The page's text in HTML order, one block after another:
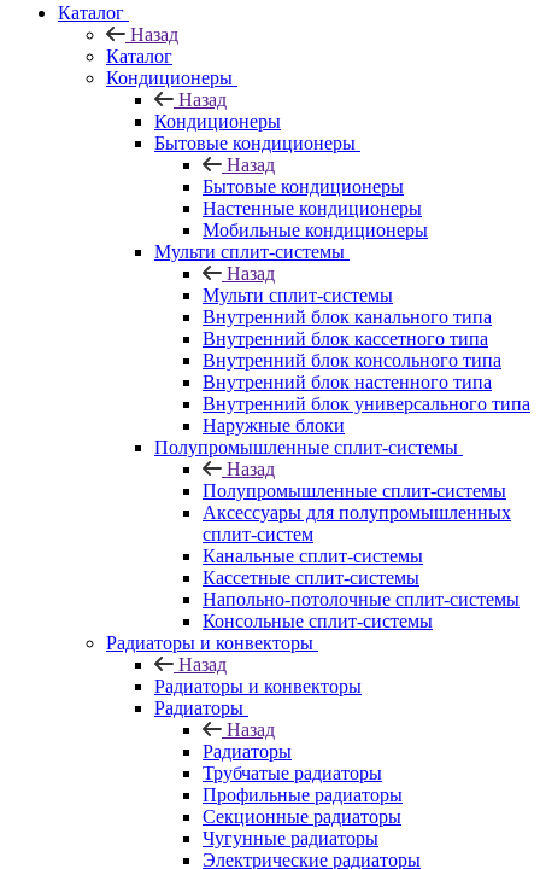
Каталог
Назад
Каталог
Кондиционеры
Назад
Кондиционеры
Бытовые кондиционеры
Назад
Бытовые кондиционеры
Настенные кондиционеры
Мобильные кондиционеры
Мульти сплит-системы
Назад
Мульти сплит-системы
Внутренний блок канального типа
Внутренний блок кассетного типа
Внутренний блок консольного типа
Внутренний блок настенного типа
Внутренний блок универсального типа
Наружные блоки
Полупромышленные сплит-системы
Назад
Полупромышленные сплит-системы
Аксессуары для полупромышленных
сплит-систем
Канальные сплит-системы
Кассетные сплит-системы
Напольно-потолочные сплит-системы
Консольные сплит-системы
Радиаторы и конвекторы
Назад
Радиаторы и конвекторы
Радиаторы
Назад
Радиаторы
Трубчатые радиаторы
Профильные радиаторы
Секционные радиаторы
Чугунные радиаторы
Электрические радиаторы